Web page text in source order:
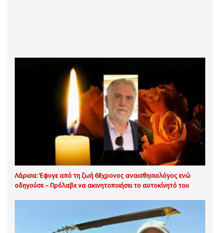
Λάρισα: Έφυγε από τη ζωή 68χρονος αναισθησιολόγος ενώ
οδηγούσε – Πρόλαβε να ακινητοποιήσει το αυτοκίνητό του